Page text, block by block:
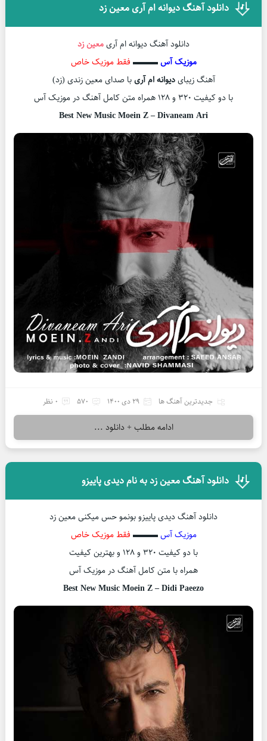
دانلود آهنگ دیوانه ام آری معین زد
دانلود آهنگ دیوانه ام آریمعین زد
موزیک آس▬▬▬ فقط موزیک خاص
آهنگ زیبایدیوانه ام آریبا صدای معین زندی (زد)
با دو کیفیت ۳۲۰ و ۱۲۸ همراه متن کامل آهنگ در موزیک آس
Best New Music Moein Z – Divaneam Ari
جدیدترین آهنگ ها 29 دی 1400 570 0 نظر
ادامه مطلب + دانلود ...
دانلود آهنگ معین زد به نام دیدی پاییزو
دانلود آهنگ دیدی پاییزو بونمو حس میکنی معین زد
موزیک آس▬▬▬ فقط موزیک خاص
با دو کیفیت ۳۲۰ و ۱۲۸ و بهترین کیفیت
همراه با متن کامل آهنگ در موزیک آس
Best New Music Moein Z – Didi Paeezo